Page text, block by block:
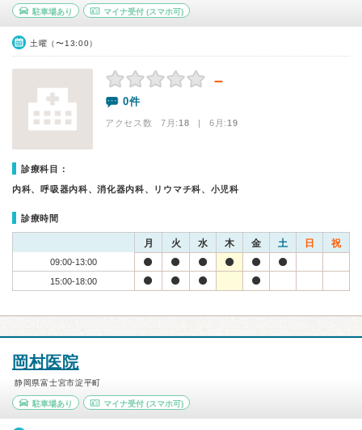
駐車場あり マイナ受付(スマホ可)
土曜（〜13:00）
－
0件
アクセス数 7月:18 | 6月:19
診療科目：
内科、呼吸器内科、消化器内科、リウマチ科、小児科
診療時間
月 火 水 木 金 土 日 祝
09:00-13:00
15:00-18:00
岡村医院
静岡県富士宮市淀平町
駐車場あり マイナ受付(スマホ可)